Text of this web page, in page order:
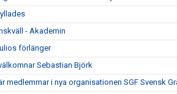
- Akademin
förlänger
Sebastian Björk
medlemmar i nya organisationen SGF Svensk